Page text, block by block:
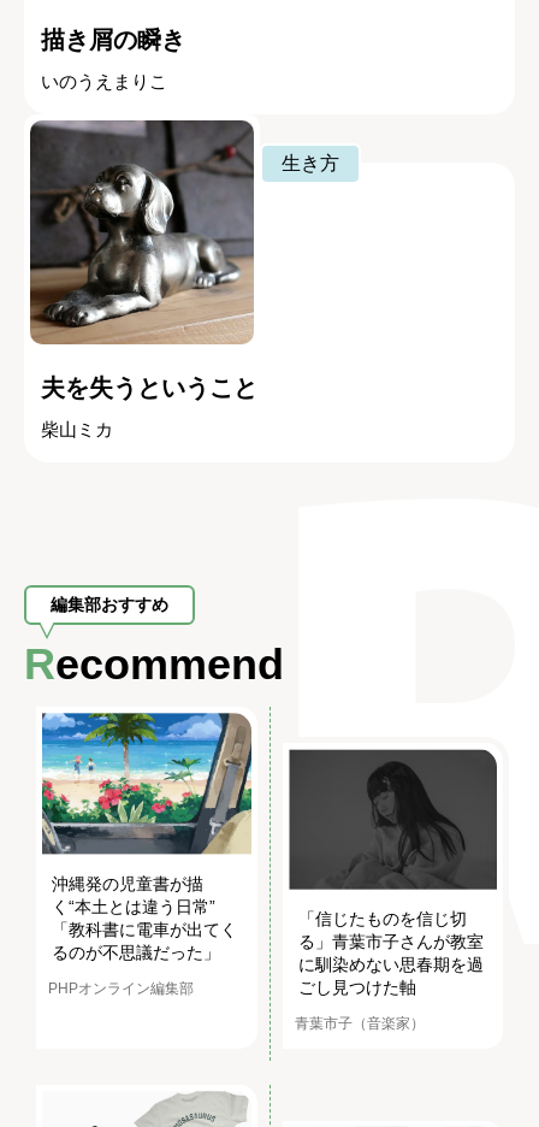
描き屑の瞬き
いのうえまりこ
生き方
夫を失うということ
柴山ミカ
編集部おすすめ
Recommend
沖縄発の児童書が描
く“本土とは違う日常”
「教科書に電車が出てく
るのが不思議だった」
PHPオンライン編集部
「信じたものを信じ切
る」青葉市子さんが教室
に馴染めない思春期を過
ごし見つけた軸
青葉市子（音楽家）